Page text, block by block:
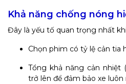
Khả năng chống nóng
Đây là yếu tố quan trọng nhất
Chọn phim có tỷ lệ cản tia
Tổng khả năng cản nhiệt
trở lên để đảm bảo xe luôn